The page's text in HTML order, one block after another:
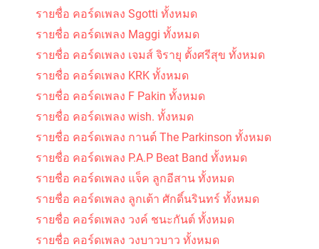
รายชื่อ คอร์ดเพลง Sgotti ทั้งหมด
รายชื่อ คอร์ดเพลง Maggi ทั้งหมด
รายชื่อ คอร์ดเพลง เจมส์ จิรายุ ตั้งศรีสุข ทั้งหมด
รายชื่อ คอร์ดเพลง KRK ทั้งหมด
รายชื่อ คอร์ดเพลง F Pakin ทั้งหมด
รายชื่อ คอร์ดเพลง wish. ทั้งหมด
รายชื่อ คอร์ดเพลง กานต์ The Parkinson ทั้งหมด
รายชื่อ คอร์ดเพลง P.A.P Beat Band ทั้งหมด
รายชื่อ คอร์ดเพลง แจ็ค ลูกอีสาน ทั้งหมด
รายชื่อ คอร์ดเพลง ลูกเต้า ศักดิ์นรินทร์ ทั้งหมด
รายชื่อ คอร์ดเพลง วงค์ ชนะกันต์ ทั้งหมด
รายชื่อ คอร์ดเพลง วงบาวบาว ทั้งหมด